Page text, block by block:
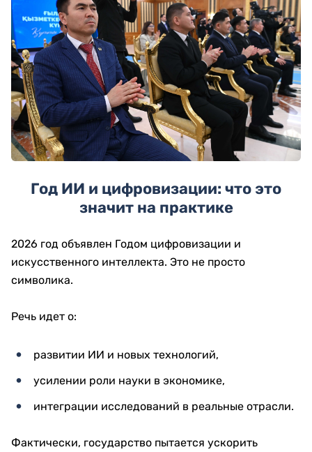
Год ИИ и цифровизации: что это
значит на практике
2026 год объявлен Годом цифровизации и
искусственного интеллекта. Это не просто
символика.
Речь идет о:
развитии ИИ и новых технологий,
усилении роли науки в экономике,
интеграции исследований в реальные отрасли.
Фактически, государство пытается ускорить